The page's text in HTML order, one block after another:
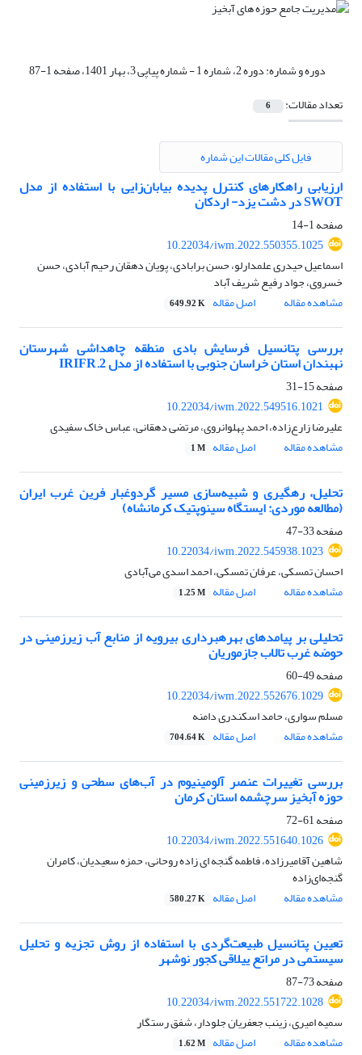
دوره و شماره:دوره 2، شماره 1 - شماره پیاپی 3، بهار 1401، صفحه 1-87
تعداد مقالات:
6
فایل کلی مقالات این شماره
ارزیابی راهکارهای کنترل پدیده بیابان‌زایی با استفاده از مدل
SWOT در دشت یزد- اردکان
صفحه1-14
10.22034/iwm.2022.550355.1025
اسماعیل حیدری علمدارلو، حسن برابادی، پویان دهقان رحیم آبادی، حسن
خسروی، جواد رفیع شریف آباد
مشاهده مقاله
اصل مقاله 649.92 K
بررسی پتانسیل فرسایش بادی منطقه چاهداشی شهرستان
نهبندان استان خراسان ‌جنوبی با استفاده از مدل IRIFR.2
صفحه15-31
10.22034/iwm.2022.549516.1021
علیرضا زارع‌زاده، احمد پهلوانروی، مرتضی دهقانی، عباس خاک سفیدی
مشاهده مقاله
اصل مقاله 1 M
تحلیل، رهگیری و شبیه‌سازی مسیر گردوغبار فرین غرب ایران
(مطالعه موردی: ایستگاه سینوپتیک کرمانشاه)
صفحه33-47
10.22034/iwm.2022.545938.1023
احسان تمسکی، عرفان تمسکی، احمد اسدی می‌آبادی
مشاهده مقاله
اصل مقاله 1.25 M
تحلیلی بر پیامدهای بهره‏برداری بی‏رویه از منابع آب زیرزمینی در
حوضه غرب تالاب جازموریان
صفحه49-60
10.22034/iwm.2022.552676.1029
مسلم سواری، حامد اسکندری دامنه
مشاهده مقاله
اصل مقاله 704.64 K
بررسی تغییرات عنصر آلومینیوم در آب‌های سطحی و زیرزمینی
حوزه آبخیز سرچشمه استان کرمان
صفحه61-72
10.22034/iwm.2022.551640.1026
شاهین آقامیرزاده، فاطمه گنجه ای زاده روحانی، حمزه سعیدیان، کامران
گنجه‌ای‌زاده
مشاهده مقاله
اصل مقاله 580.27 K
تعیین پتانسیل طبیعت‌گردی با استفاده از روش تجزیه و تحلیل
سیستمی در مراتع ییلاقی کجور نوشهر
صفحه73-87
10.22034/iwm.2022.551722.1028
سمیه امیری، زینب جعفریان جلودار، شفق رستگار
مشاهده مقاله
اصل مقاله 1.62 M